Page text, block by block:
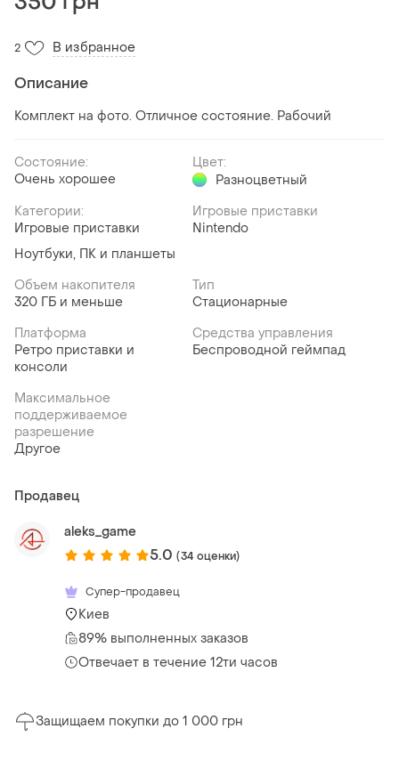
2 В избранное
Описание
Комплект на фото. Отличное состояние. Рабочий
Состояние:
Очень хорошее
Цвет:
Разноцветный
Категории:
Игровые приставки
Ноутбуки, ПК и планшеты
Игровые приставки
Nintendo
Объем накопителя
320 ГБ и меньше
Тип
Стационарные
Платформа
Ретро приставки и
консоли
Средства управления
Беспроводной геймпад
Максимальное
поддерживаемое
разрешение
Другое
Продавец
aleks_game
5.0 (34 оценки)
Супер-продавец
Киев
89% выполненных заказов
Отвечает в течение 12ти часов
Защищаем покупки до 1 000 грн